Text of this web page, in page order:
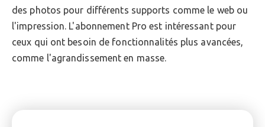
des photos pour différents supports comme le web ou
l'impression. L'abonnement Pro est intéressant pour
ceux qui ont besoin de fonctionnalités plus avancées,
comme l'agrandissement en masse.